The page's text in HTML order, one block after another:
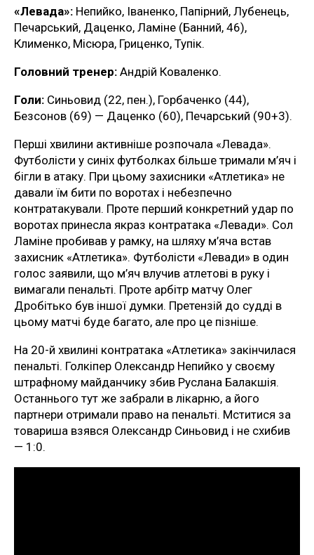
«Левада»: Непийко, Іваненко, Папірний, Лубенець,
Печарський, Даценко, Ламіне (Банний, 46),
Клименко, Місюра, Гриценко, Тупік.
Головний тренер: Андрій Коваленко.
Голи: Синьовид (22, пен.), Горбаченко (44),
Безсонов (69) — Даценко (60), Печарський (90+3).
Перші хвилини активніше розпочала «Левада».
Футболісти у синіх футболках більше тримали м’яч і
бігли в атаку. При цьому захисники «Атлетика» не
давали їм бити по воротах і небезпечно
контратакували. Проте перший конкретний удар по
воротах принесла якраз контратака «Левади». Сол
Ламіне пробивав у рамку, на шляху м’яча встав
захисник «Атлетика». Футболісти «Левади» в один
голос заявили, що м’яч влучив атлетові в руку і
вимагали пенальті. Проте арбітр матчу Олег
Дробітько був іншої думки. Претензій до судді в
цьому матчі буде багато, але про це пізніше.
На 20-й хвилині контратака «Атлетика» закінчилася
пенальті. Голкіпер Олександр Непийко у своєму
штрафному майданчику збив Руслана Балакшія.
Останнього тут же забрали в лікарню, а його
партнери отримали право на пенальті. Мститися за
товариша взявся Олександр Синьовид і не схибив
— 1:0.